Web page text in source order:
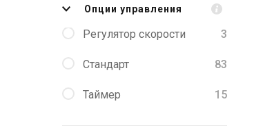
Опции управления
Регулятор скорости 3
Стандарт 83
Таймер 15